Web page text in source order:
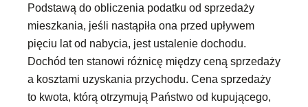
Podstawą do obliczenia podatku od sprzedaży
mieszkania, jeśli nastąpiła ona przed upływem
pięciu lat od nabycia, jest ustalenie dochodu.
Dochód ten stanowi różnicę między ceną sprzedaży
a kosztami uzyskania przychodu. Cena sprzedaży
to kwota, którą otrzymują Państwo od kupującego,